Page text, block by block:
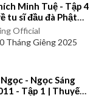
Minh Tuệ - Tập 4
tu sĩ đầu đà Phật
Official
Tháng Giêng 2025
- Ngọc Sáng
- Tập 1 | Thuyết